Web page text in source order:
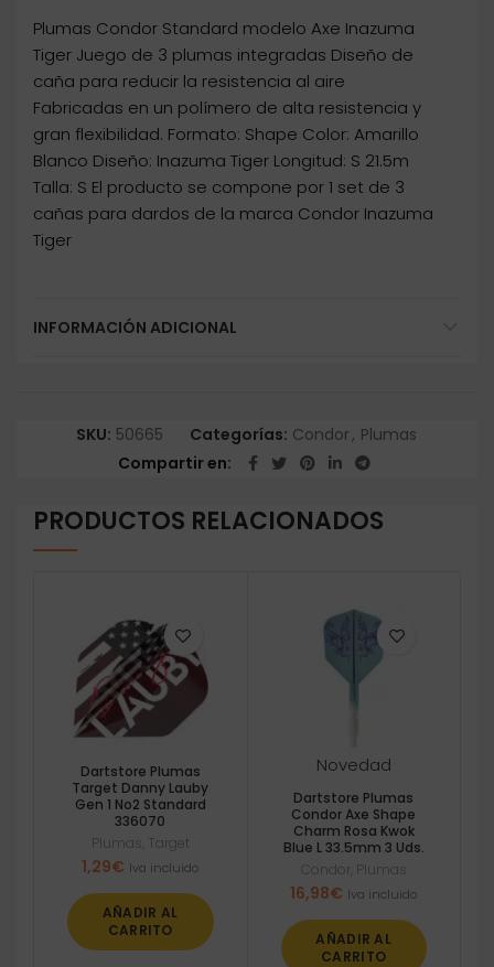
Plumas Condor Standard modelo Axe Inazuma
Tiger Juego de 3 plumas integradas Diseño de
caña para reducir la resistencia al aire
Fabricadas en un polímero de alta resistencia y
gran flexibilidad. Formato: Shape Color: Amarillo
Blanco Diseño: Inazuma Tiger Longitud: S 21.5m
Talla: S El producto se compone por 1 set de 3
cañas para dardos de la marca Condor Inazuma
Tiger
INFORMACIÓN ADICIONAL
SKU: 50665 Categorías: Condor, Plumas
Compartir en
PRODUCTOS RELACIONADOS
Dartstore Plumas
Target Danny Lauby
Gen 1 No2 Standard
336070
Plumas Target
1,29€ Iva incluido
AÑADIR AL
CARRITO
Novedad
Dartstore Plumas
Condor Axe Shape
Charm Rosa Kwok
Blue L 33.5mm 3 Uds.
Condor Plumas
16,98€ Iva incluido
AÑADIR AL
CARRITO